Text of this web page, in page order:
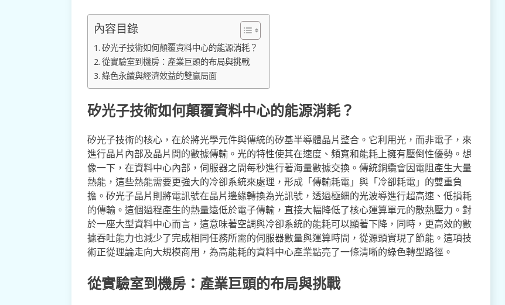
內容目錄
矽光子技術如何顛覆資料中心的能源消耗？
從實驗室到機房：產業巨頭的布局與挑戰
綠色永續與經濟效益的雙贏局面
矽光子技術如何顛覆資料中心的能源消耗？
矽光子技術的核心，在於將光學元件與傳統的矽基半導體晶片整合。它利用光，而非電子，來
進行晶片內部及晶片間的數據傳輸。光的特性使其在速度、頻寬和能耗上擁有壓倒性優勢。想
像一下，在資料中心內部，伺服器之間每秒進行著海量數據交換。傳統銅纜會因電阻產生大量
熱能，這些熱能需要更強大的冷卻系統來處理，形成「傳輸耗電」與「冷卻耗電」的雙重負
擔。矽光子晶片則將電訊號在晶片邊緣轉換為光訊號，透過極細的光波導進行超高速、低損耗
的傳輸。這個過程產生的熱量遠低於電子傳輸，直接大幅降低了核心運算單元的散熱壓力。對
於一座大型資料中心而言，這意味著空調與冷卻系統的能耗可以顯著下降，同時，更高效的數
據吞吐能力也減少了完成相同任務所需的伺服器數量與運算時間，從源頭實現了節能。這項技
術正從理論走向大規模商用，為高能耗的資料中心產業點亮了一條清晰的綠色轉型路徑。
從實驗室到機房：產業巨頭的布局與挑戰